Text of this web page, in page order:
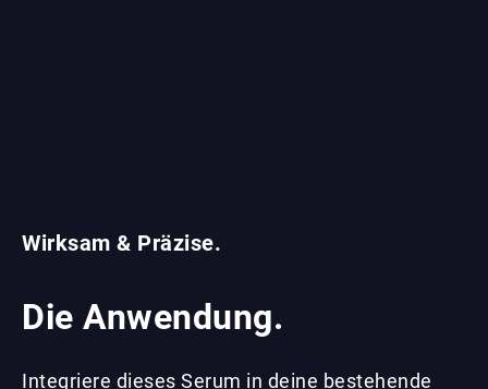
Wirksam & Präzise.
Die Anwendung.
Integriere dieses Serum in deine bestehende